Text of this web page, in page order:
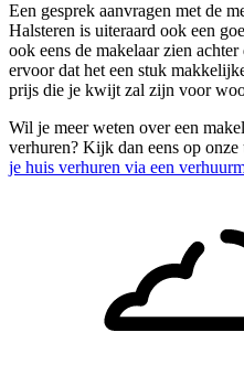
Een gesprek aanvragen met de
Halsteren is uiteraard ook een
ook eens de makelaar zien
ervoor dat het een stuk
prijs die je kwijt zal zijn voor
Wil je meer weten over een
verhuren? Kijk dan eens op
je huis verhuren via een